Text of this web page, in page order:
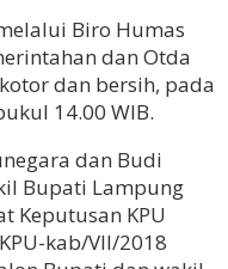
Biro Humas
dan Otda
dan bersih, pada
14.00 WIB.
dan Budi
Bupati Lampung
Keputusan KPU
kab/VII/2018